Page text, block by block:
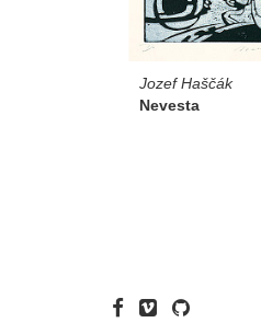
Jozef Haščák
Nevesta